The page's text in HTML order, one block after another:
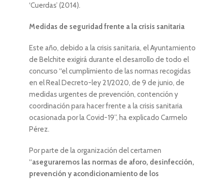
‘Cuerdas’ (2014).
Medidas de seguridad frente a la crisis sanitaria
Este año, debido a la crisis sanitaria, el Ayuntamiento
de Belchite exigirá durante el desarrollo de todo el
concurso “el cumplimiento de las normas recogidas
en el Real Decreto-ley 21/2020, de 9 de junio, de
medidas urgentes de prevención, contención y
coordinación para hacer frente a la crisis sanitaria
ocasionada por la Covid-19”, ha explicado Carmelo
Pérez.
Por parte de la organización del certamen
“aseguraremos las normas de aforo, desinfección,
prevención y acondicionamiento de los